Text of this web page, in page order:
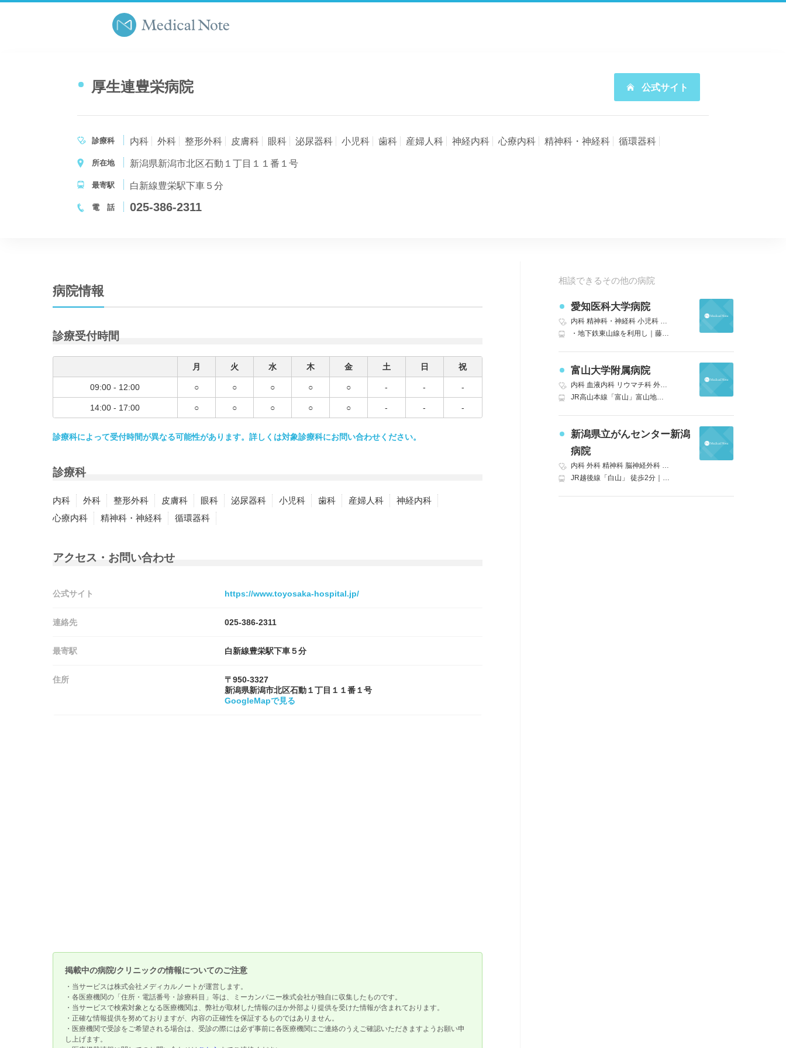
厚生連豊栄病院 公式サイト
診療科 内科 外科 整形外科 皮膚科 眼科 泌尿器科 小児科 歯科 産婦人科 神経内科 心療内科 精神科・神経科 循環器科
所在地 新潟県新潟市北区石動１丁目１１番１号
最寄駅 白新線豊栄駅下車５分
電 話 025-386-2311
病院情報
診療受付時間
月 火 水 木 金 土 日 祝
09:00 - 12:00 ○ ○ ○ ○ ○ - - -
14:00 - 17:00 ○ ○ ○ ○ ○ - - -
診療科によって受付時間が異なる可能性があります。詳しくは対象診療科にお問い合わせください。
診療科
内科 外科 整形外科 皮膚科 眼科 泌尿器科 小児科 歯科 産婦人科
神経内科
心療内科
精神科・神経科 循環器科
アクセス・お問い合わせ
公式サイト https://www.toyosaka-hospital.jp/
連絡先 025-386-2311
最寄駅 白新線豊栄駅下車５分
住所
〒950-3327
新潟県新潟市北区石動１丁目１１番１号
GoogleMapで見る
掲載中の病院/クリニックの情報についてのご注意
・当サービスは株式会社メディカルノートが運営します。
・各医療機関の「住所・電話番号・診療科目」等は、ミーカンパニー株式会社が独自に収集したものです。
・当サービスで検索対象となる医療機関は、弊社が取材した情報のほか外部より提供を受けた情報が含まれております。
・正確な情報提供を努めておりますが、内容の正確性を保証するものではありません。
・医療機関で受診をご希望される場合は、受診の際には必ず事前に各医療機関にご連絡のうえご確認いただきますようお願い申
し上げます。
相談できるその他の病院
愛知医科大学病院
内科 精神科・神経科 小児科 外科 心臓血管外科
・地下鉄東山線を利用し｜藤が丘駅（終点）で下車 藤が丘駅からは愛知医科大学病院行の名鉄バスを利用（約２０分）・名古屋駅（名鉄バスセンター３階）から愛知医科大学病院行き名鉄バスを利用
富山大学附属病院
内科 血液内科 リウマチ科 外科 神経内科
JR高山本線「富山」富山地鉄バス 富山大学附属病院行き バス30分
新潟県立がんセンター新潟
病院
内科 外科 精神科 脳神経外科 呼吸器外科
JR越後線「白山」 徒歩2分｜JR信越本線(直江津～新潟)「新潟」BRT萬代橋ライン 白山駅前下車 徒歩3分 C1県庁線 がんセンター前下車など バス